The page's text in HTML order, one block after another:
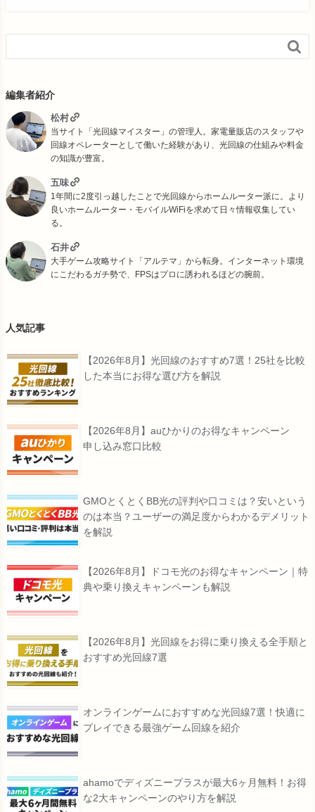

編集者紹介
松村
当サイト「光回線マイスター」の管理人。家電量販店のスタッフや
回線オペレーターとして働いた経験があり、光回線の仕組みや料金
の知識が豊富。
五味
1年間に2度引っ越したことで光回線からホームルーター派に。より
良いホームルーター・モバイルWiFiを求めて日々情報収集してい
る。
石井
大手ゲーム攻略サイト「アルテマ」から転身。インターネット環境
にこだわるガチ勢で、FPSはプロに誘われるほどの腕前。
人気記事
【2026年8月】光回線のおすすめ7選！25社を比較
した本当にお得な選び方を解説
【2026年8月】auひかりのお得なキャンペーン
申し込み窓口比較
GMOとくとくBB光の評判や口コミは？安いという
のは本当？ユーザーの満足度からわかるデメリット
を解説
【2026年8月】ドコモ光のお得なキャンペーン｜特
典や乗り換えキャンペーンも解説
【2026年8月】光回線をお得に乗り換える全手順と
おすすめ光回線7選
オンラインゲームにおすすめな光回線7選！快適に
プレイできる最強ゲーム回線を紹介
ahamoでディズニープラスが最大6ヶ月無料！お得
な2大キャンペーンのやり方を解説